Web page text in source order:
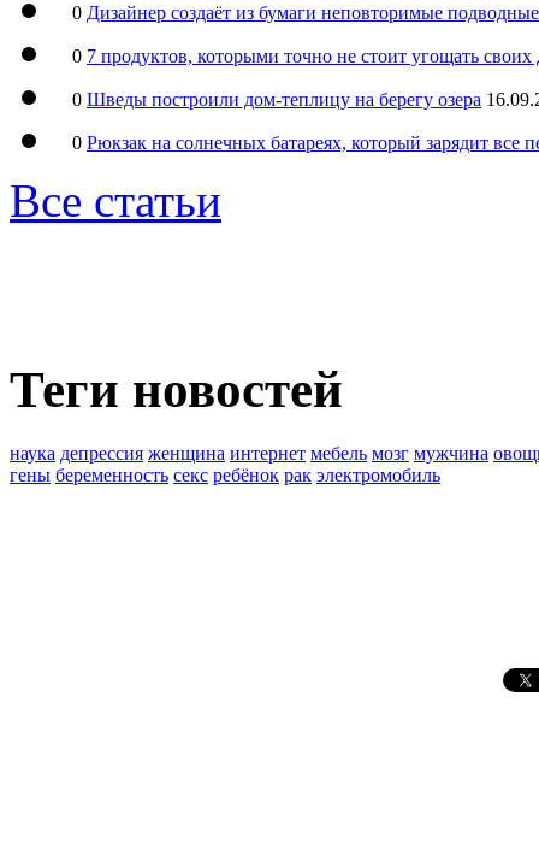
0 Дизайнер создаёт из бумаги неповторимые
0 7 продуктов, которыми точно не стоит угощать
0 Шведы построили дом-теплицу на берегу озера
0 Рюкзак на солнечных батареях, который зарядит все
Все статьи
Теги новостей
наука депрессия женщина интернет мебель мозг мужчина
гены беременность секс ребёнок рак электромобиль